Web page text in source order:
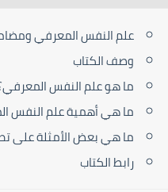
علم النفس المعرفي
وصف الكتاب
ما هو علم النفس
ما هي أهمية علم النفس
ما هي بعض الأمثلة على
رابط الكتاب